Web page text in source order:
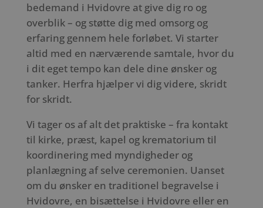
bedemand i Hvidovre at give dig ro og
overblik – og støtte dig med omsorg og
erfaring gennem hele forløbet. Vi starter
altid med en nærværende samtale, hvor du
i dit eget tempo kan dele dine ønsker og
tanker. Herfra hjælper vi dig videre, skridt
for skridt.
Vi tager os af alt det praktiske – fra kontakt
til kirke, præst, kapel og krematorium til
koordinering med myndigheder og
planlægning af selve ceremonien. Uanset
om du ønsker en traditionel begravelse i
Hvidovre, en bisættelse i Hvidovre eller en